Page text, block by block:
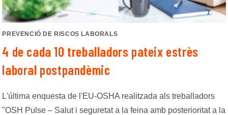
PREVENCIÓ DE RISCOS LABORALS
4 de cada 10 treballadors pateix estrès
laboral postpandèmic
L'última enquesta de l'EU-OSHA realitzada als treballadors
"OSH Pulse – Salut i seguretat a la feina amb posterioritat a la